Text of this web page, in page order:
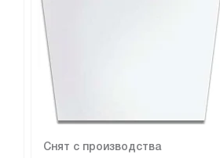
Снят с производства